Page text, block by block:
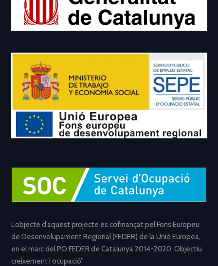
L’objecte d’aquest projecte és cofinançat pel Fons Europeu
de Desenvolupament Regional (FEDER) de la Unió Europea,
en el marc del PO FEDER de Catalunya 2014-2020. Objectiu
creixement i ocupació”